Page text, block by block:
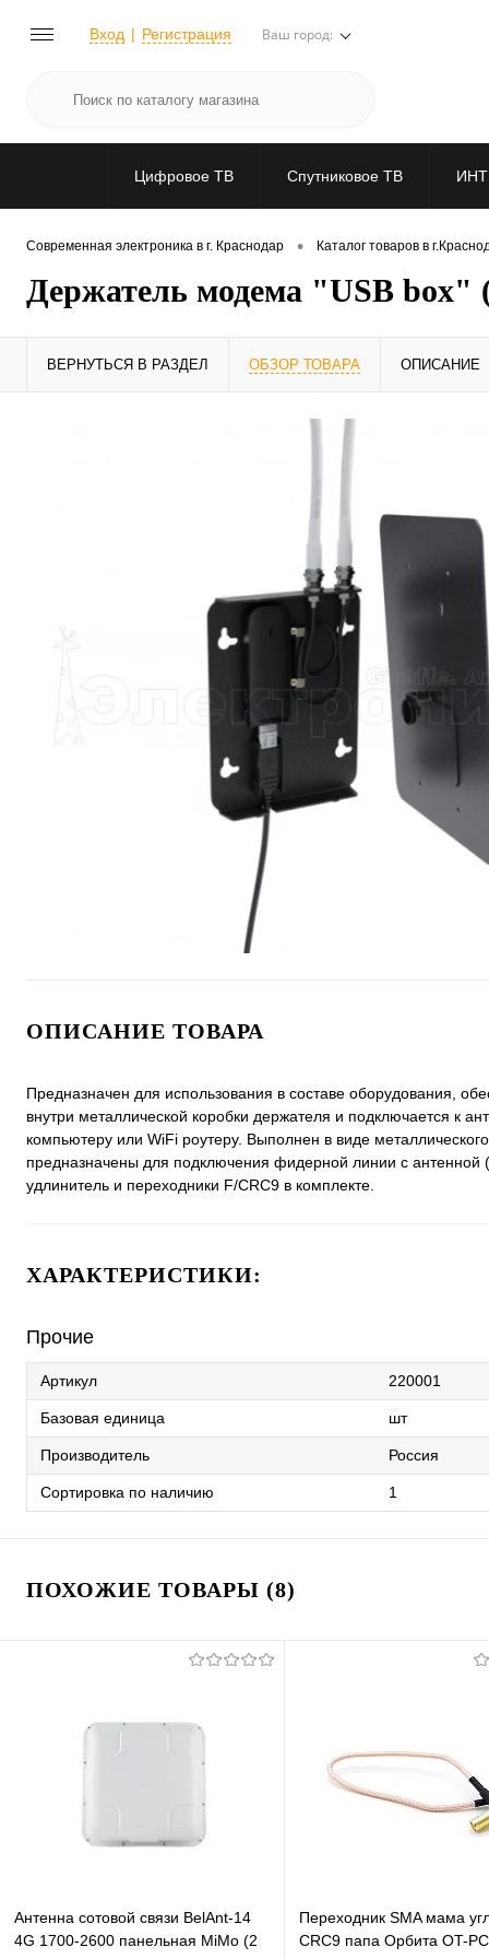
Вход Регистрация Ваш город:
Цифровое ТВ Спутниковое ТВ
Современная электроника в г. Краснодар • Каталог товаров в
Держатель модема "USB box"
ВЕРНУТЬСЯ В РАЗДЕЛ ОБЗОР ТОВАРА ОПИСАНИЕ
ОПИСАНИЕ ТОВАРА
Предназначен для использования в составе оборудования,
внутри металлической коробки держателя и подключается к
компьютеру или WiFi роутеру. Выполнен в виде
предназначены для подключения фидерной линии с антенной
удлинитель и переходники F/CRC9 в комплекте.
ХАРАКТЕРИСТИКИ:
Прочие
Артикул 220001
Базовая единица шт
Производитель Россия
Сортировка по наличию 1
ПОХОЖИЕ ТОВАРЫ (8)
Антенна сотовой связи BelAnt-14
4G 1700-2600 панельная MiMo (2
Переходник SMA мама
CRC9 папа Орбита OT-